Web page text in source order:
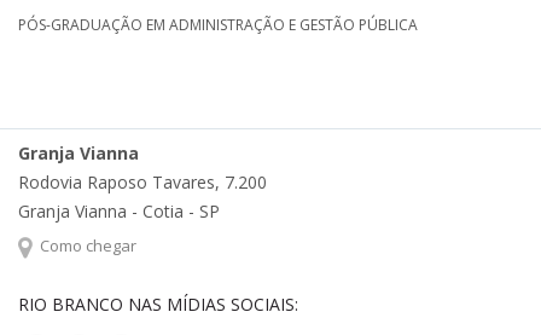
PÓS-GRADUAÇÃO EM ADMINISTRAÇÃO E GESTÃO PÚBLICA
Granja Vianna
Rodovia Raposo Tavares, 7.200
Granja Vianna - Cotia - SP
Como chegar
RIO BRANCO NAS MÍDIAS SOCIAIS: